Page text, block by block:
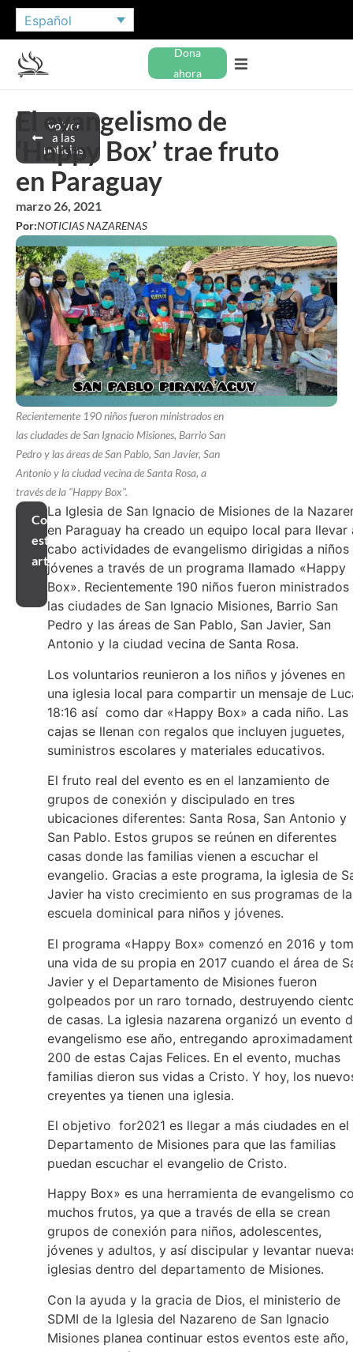
Español
Dona
ahora
Volver
a las
noticias
El evangelismo de
‘Happy Box’ trae fruto
en Paraguay
marzo 26, 2021
Por:NOTICIAS NAZARENAS
Recientemente 190 niños fueron ministrados en
las ciudades de San Ignacio Misiones, Barrio San
Pedro y las áreas de San Pablo, San Javier, San
Antonio y la ciudad vecina de Santa Rosa, a
través de la "Happy Box".
Compartir
este
artículo
La Iglesia de San Ignacio de Misiones de la
en Paraguay ha creado un equipo local para llevar
cabo actividades de evangelismo dirigidas a niños
jóvenes a través de un programa llamado «Happy
Box». Recientemente 190 niños fueron ministrados
las ciudades de San Ignacio Misiones, Barrio San
Pedro y las áreas de San Pablo, San Javier, San
Antonio y la ciudad vecina de Santa Rosa.
Los voluntarios reunieron a los niños y jóvenes en
una iglesia local para compartir un mensaje de
18:16 así como dar «Happy Box» a cada niño. Las
cajas se llenan con regalos que incluyen juguetes,
suministros escolares y materiales educativos.
El fruto real del evento es en el lanzamiento de
grupos de conexión y discipulado en tres
ubicaciones diferentes: Santa Rosa, San Antonio y
San Pablo. Estos grupos se reúnen en diferentes
casas donde las familias vienen a escuchar el
evangelio. Gracias a este programa, la iglesia de
Javier ha visto crecimiento en sus programas de la
escuela dominical para niños y jóvenes.
El programa «Happy Box» comenzó en 2016 y
una vida de su propia en 2017 cuando el área de
Javier y el Departamento de Misiones fueron
golpeados por un raro tornado, destruyendo
de casas. La iglesia nazarena organizó un evento
evangelismo ese año, entregando
200 de estas Cajas Felices. En el evento, muchas
familias dieron sus vidas a Cristo. Y hoy, los
creyentes ya tienen una iglesia.
El objetivo for2021 es llegar a más ciudades en el
Departamento de Misiones para que las familias
puedan escuchar el evangelio de Cristo.
Happy Box» es una herramienta de evangelismo
muchos frutos, ya que a través de ella se crean
grupos de conexión para niños, adolescentes,
jóvenes y adultos, y así discipular y levantar
iglesias dentro del departamento de Misiones.
Con la ayuda y la gracia de Dios, el ministerio de
SDMI de la Iglesia del Nazareno de San Ignacio
Misiones planea continuar estos eventos este año,